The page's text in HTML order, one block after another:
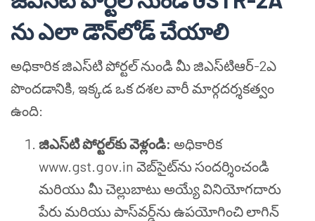
ను ఎలా డౌన్‌లోడ్ చేయాలి
అధికారిక జిఎస్‌టి పోర్టల్ నుండి మీ జిఎస్‌టి‌ఆర్-2ఎ
పొందడానికి, ఇక్కడ ఒక దశల వారీ మార్గదర్శకత్వం
ఉంది:
జిఎస్‌టి పోర్టల్‌కు వెళ్లండి: అధికారిక
www.gst.gov.in వెబ్‌సైట్‌ను సందర్శించండి
మరియు మీ చెల్లుబాటు అయ్యే వినియోగదారు
పేరు మరియు పాస్‌వర్డ్‌ను ఉపయోగించి లాగిన్